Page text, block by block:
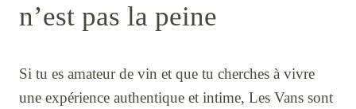
n’est pas la peine
Si tu es amateur de vin et que tu cherches à vivre
une expérience authentique et intime, Les Vans sont